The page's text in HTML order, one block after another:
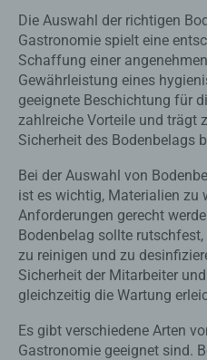
Die Auswahl der richtigen
Gastronomie spielt eine
Schaffung einer
Gewährleistung eines
geeignete Beschichtung für
zahlreiche Vorteile und trägt
Sicherheit des Bodenbelags
Bei der Auswahl von
ist es wichtig, Materialien zu
Anforderungen gerecht
Bodenbelag sollte
zu reinigen und zu
Sicherheit der Mitarbeiter
gleichzeitig die Wartung
Es gibt verschiedene Arten
Gastronomie geeignet sind.